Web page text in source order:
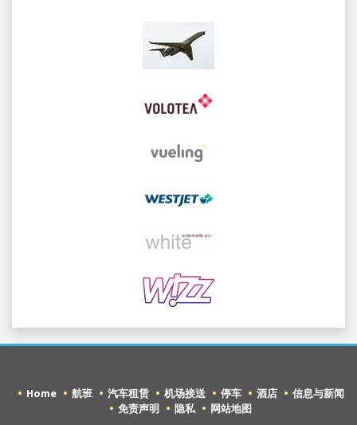
Home 航班 汽车租赁 机场接送 停车 酒店
信息与新闻
免责声明
隐私 网站地图